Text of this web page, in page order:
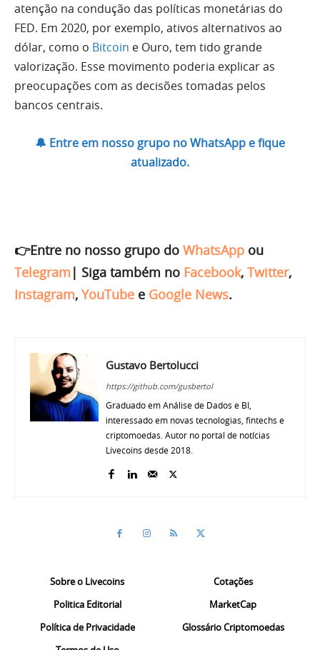
atenção na condução das políticas monetárias do
FED. Em 2020, por exemplo, ativos alternativos ao
dólar, como o Bitcoin e Ouro, tem tido grande
valorização. Esse movimento poderia explicar as
preocupações com as decisões tomadas pelos
bancos centrais.
🔔 Entre em nosso grupo no WhatsApp e fique
atualizado.
👉Entre no nosso grupo do WhatsApp ou
Telegram | Siga também no Facebook, Twitter,
Instagram, YouTube e Google News.
Gustavo Bertolucci
https://github.com/gusbertol
Graduado em Análise de Dados e BI,
interessado em novas tecnologias, fintechs e
criptomoedas. Autor no portal de notícias
Livecoins desde 2018.
Sobre o Livecoins
Politica Editorial
Política de Privacidade
Cotações
MarketCap
Glossário Criptomoedas